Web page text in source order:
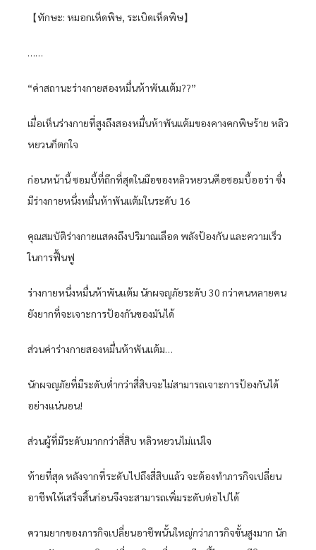
【ทักษะ: หมอกเห็ดพิษ, ระเบิดเห็ดพิษ】
……
“ค่าสถานะร่างกายสองหมื่นห้าพันแต้ม??”
เมื่อเห็นร่างกายที่สูงถึงสองหมื่นห้าพันแต้มของคางคกพิษร้าย หลิว
หยวนก็ตกใจ
ก่อนหน้านี้ ซอมบี้ที่ถึกที่สุดในมือของหลิวหยวนคือซอมบี้ออร่า ซึ่ง
มีร่างกายหนึ่งหมื่นห้าพันแต้มในระดับ 16
คุณสมบัติร่างกายแสดงถึงปริมาณเลือด พลังป้องกัน และความเร็ว
ในการฟื้นฟู
ร่างกายหนึ่งหมื่นห้าพันแต้ม นักผจญภัยระดับ 30 กว่าคนหลายคน
ยังยากที่จะเจาะการป้องกันของมันได้
ส่วนค่าร่างกายสองหมื่นห้าพันแต้ม…
นักผจญภัยที่มีระดับต่ำกว่าสี่สิบจะไม่สามารถเจาะการป้องกันได้
อย่างแน่นอน!
ส่วนผู้ที่มีระดับมากกว่าสี่สิบ หลิวหยวนไม่แน่ใจ
ท้ายที่สุด หลังจากที่ระดับไปถึงสี่สิบแล้ว จะต้องทำภารกิจเปลี่ยน
อาชีพให้เสร็จสิ้นก่อนจึงจะสามารถเพิ่มระดับต่อไปได้
ความยากของภารกิจเปลี่ยนอาชีพนั้นใหญ่กว่าภารกิจขั้นสูงมาก นัก